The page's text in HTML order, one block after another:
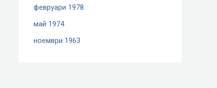
февруари 1978
май 1974
ноември 1963